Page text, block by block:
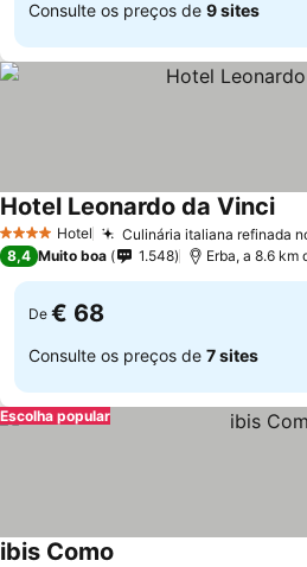
Consulte os preços de 9 sites
4 EstrelasHotel Culinária italiana refinada
Hotel Leonardo da Vinci
8,4 Muito boa 1.548 Erba, a 8.6 km
De € 68
Consulte os preços de 7 sites
Escolha popular
ibis Como